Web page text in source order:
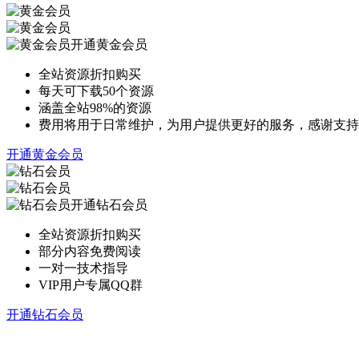
开通黄金会员
全站资源折扣购买
每天可下载50个资源
涵盖全站98%的资源
费用将用于日常维护，为用户提供更好的服务，感谢支持
开通黄金会员
开通钻石会员
全站资源折扣购买
部分内容免费阅读
一对一技术指导
VIP用户专属QQ群
开通钻石会员